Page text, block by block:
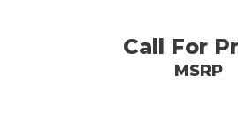
Call For
MSRP